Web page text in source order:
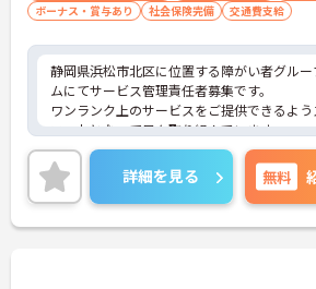
ボーナス・賞与あり
社会保険完備 交通費支給
静岡県浜松市北区に位置する障がい者グルー
ムにてサービス管理責任者募集です。
ワンランク上のサービスをご提供できるよう
フ一丸となって日々取り組んでいます。
ご興味ある方には、面接対策ポイントなど、
詳細をお話しいたしますのでお気軽にご相談
い！
詳細を見る 無料